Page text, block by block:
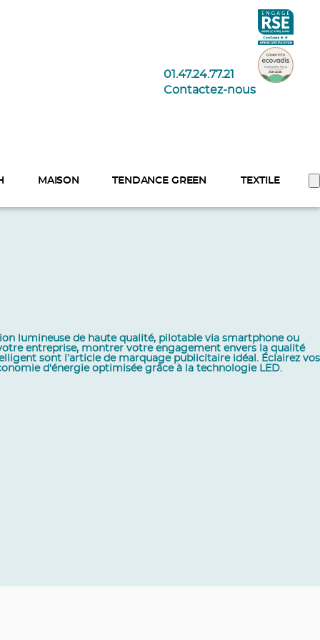
01.47.24.77.21
Contactez-nous
MAISON TENDANCE GREEN TEXTILE
lumineuse de haute qualité, pilotable via smartphone ou
entreprise, montrer votre engagement envers la qualité
sont l’article de marquage publicitaire idéal. Éclairez vos
d'énergie optimisée grâce à la technologie LED.